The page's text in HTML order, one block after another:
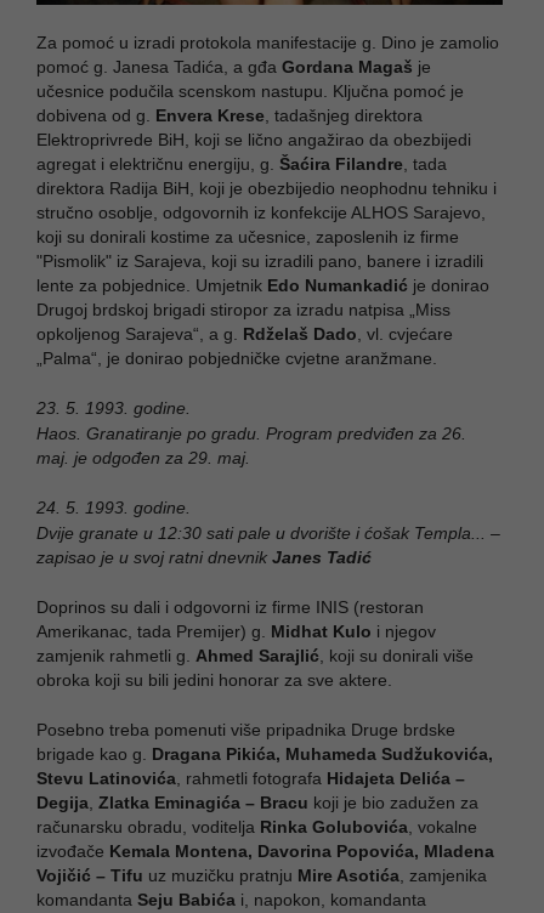
Za pomoć u izradi protokola manifestacije g. Dino je zamolio
pomoć g. Janesa Tadića, a gđa Gordana Magaš je
učesnice podučila scenskom nastupu. Ključna pomoć je
dobivena od g. Envera Krese, tadašnjeg direktora
Elektroprivrede BiH, koji se lično angažirao da obezbijedi
agregat i električnu energiju, g. Šaćira Filandre, tada
direktora Radija BiH, koji je obezbijedio neophodnu tehniku i
stručno osoblje, odgovornih iz konfekcije ALHOS Sarajevo,
koji su donirali kostime za učesnice, zaposlenih iz firme
"Pismolik" iz Sarajeva, koji su izradili pano, banere i izradili
lente za pobjednice. Umjetnik Edo Numankadić je donirao
Drugoj brdskoj brigadi stiropor za izradu natpisa „Miss
opkoljenog Sarajeva“, a g. Rdželaš Dado, vl. cvjećare
„Palma“, je donirao pobjedničke cvjetne aranžmane.
23. 5. 1993. godine.
Haos. Granatiranje po gradu. Program predviđen za 26.
maj. je odgođen za 29. maj.
24. 5. 1993. godine.
Dvije granate u 12:30 sati pale u dvorište i ćošak Templa... –
zapisao je u svoj ratni dnevnik Janes Tadić
Doprinos su dali i odgovorni iz firme INIS (restoran
Amerikanac, tada Premijer) g. Midhat Kulo i njegov
zamjenik rahmetli g. Ahmed Sarajlić, koji su donirali više
obroka koji su bili jedini honorar za sve aktere.
Posebno treba pomenuti više pripadnika Druge brdske
brigade kao g. Dragana Pikića, Muhameda Sudžukovića,
Stevu Latinovića, rahmetli fotografa Hidajeta Delića –
Degija, Zlatka Eminagića – Bracu koji je bio zadužen za
računarsku obradu, voditelja Rinka Golubovića, vokalne
izvođače Kemala Montena, Davorina Popovića, Mladena
Vojičić – Tifu uz muzičku pratnju Mire Asotića, zamjenika
komandanta Seju Babića i, napokon, komandanta